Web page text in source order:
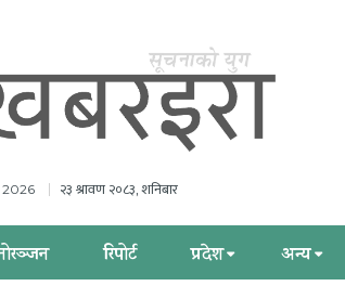
2026 २३ श्रावण २०८३, शनिबार
रिपोर्ट प्रदेश अन्य